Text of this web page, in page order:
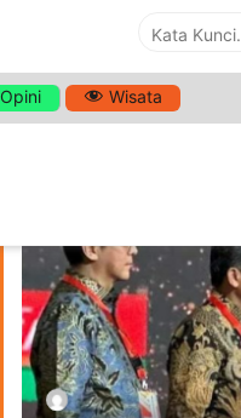
Opini Wisata
HASHTAG:UHC AWARD